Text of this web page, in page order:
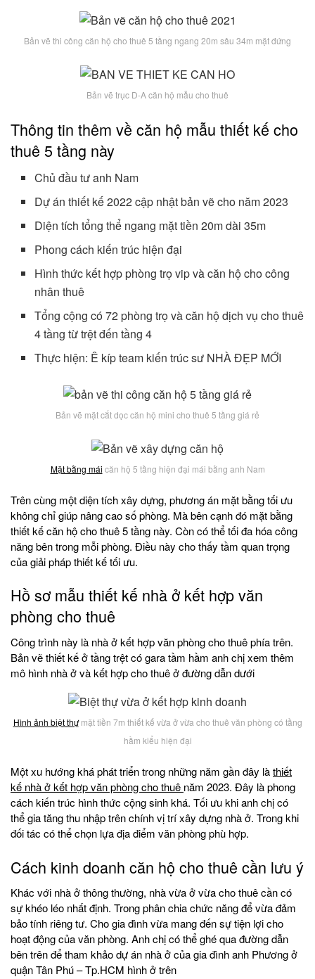
Bản vẽ thi công căn hộ cho thuê 5 tầng ngang 20m sâu 34m mặt đứng
Bản vẽ trục D-A căn hộ mẫu cho thuê
Thông tin thêm về căn hộ mẫu thiết kế cho
thuê 5 tầng này
Chủ đầu tư anh Nam
Dự án thiết kế 2022 cập nhật bản vẽ cho năm 2023
Diện tích tổng thể ngang mặt tiền 20m dài 35m
Phong cách kiến trúc hiện đại
Hình thức kết hợp phòng trọ vip và căn hộ cho công
nhân thuê
Tổng cộng có 72 phòng trọ và căn hộ dịch vụ cho thuê
4 tầng từ trệt đến tầng 4
Thực hiện: Ê kíp team kiến trúc sư NHÀ ĐẸP MỚI
Bản vẽ mặt cắt dọc căn hộ mini cho thuê 5 tầng giá rẻ
Mặt bằng mái căn hộ 5 tầng hiện đại mái bằng anh Nam
Trên cùng một diện tích xây dựng, phương án mặt bằng tối ưu
không chỉ giúp nâng cao số phòng. Mà bên cạnh đó mặt bằng
thiết kế căn hộ cho thuê 5 tầng này. Còn có thể tối đa hóa công
năng bên trong mỗi phòng. Điều này cho thấy tầm quan trọng
của giải pháp thiết kế tối ưu.
Hồ sơ mẫu thiết kế nhà ở kết hợp văn
phòng cho thuê
Công trình này là nhà ở kết hợp văn phòng cho thuê phía trên.
Bản vẽ thiết kế ở tầng trệt có gara tầm hầm anh chị xem thêm
mô hình nhà ở và kết hợp cho thuê ở đường dẫn dưới
Hình ảnh biệt thựmặt tiền 7m thiết kế vừa ở vừa cho thuê văn phòng có tầng
hầm kiểu hiện đại
Một xu hướng khá phát triển trong những năm gần đây làthiết
kế nhà ở kết hợp văn phòng cho thuê năm 2023. Đây là phong
cách kiến trúc hình thức cộng sinh khá. Tối ưu khi anh chị có
thể gia tăng thu nhập trên chính vị trí xây dựng nhà ở. Trong khi
đối tác có thể chọn lựa địa điểm văn phòng phù hợp.
Cách kinh doanh căn hộ cho thuê cần lưu ý
Khác với nhà ở thông thường, nhà vừa ở vừa cho thuê cần có
sự khéo léo nhất định. Trong phân chia chức năng để vừa đảm
bảo tính riêng tư. Cho gia đình vừa mang đến sự tiện lợi cho
hoạt động của văn phòng. Anh chị có thể ghé qua đường dẫn
bên trên để tham khảo dự án nhà ở của gia đình anh Phương ở
quận Tân Phú – Tp.HCM hình ở trên